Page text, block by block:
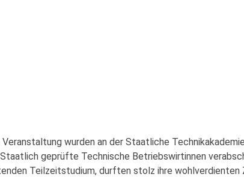
wurden an der Staatliche
geprüfte Technische Betriebswirtinnen
Teilzeitstudium, durften stolz ihre wohlverdienten